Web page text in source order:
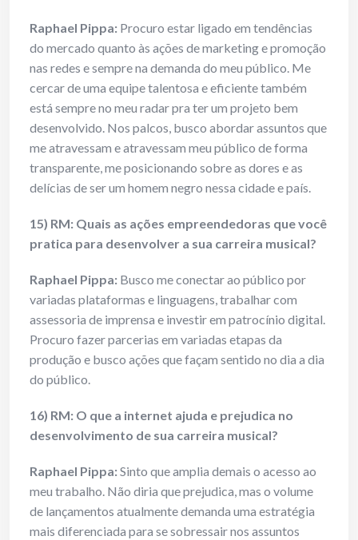
Raphael Pippa: Procuro estar ligado em tendências
do mercado quanto às ações de marketing e promoção
nas redes e sempre na demanda do meu público. Me
cercar de uma equipe talentosa e eficiente também
está sempre no meu radar pra ter um projeto bem
desenvolvido. Nos palcos, busco abordar assuntos que
me atravessam e atravessam meu público de forma
transparente, me posicionando sobre as dores e as
delícias de ser um homem negro nessa cidade e país.
15) RM: Quais as ações empreendedoras que você
pratica para desenvolver a sua carreira musical?
Raphael Pippa: Busco me conectar ao público por
variadas plataformas e linguagens, trabalhar com
assessoria de imprensa e investir em patrocínio digital.
Procuro fazer parcerias em variadas etapas da
produção e busco ações que façam sentido no dia a dia
do público.
16) RM: O que a internet ajuda e prejudica no
desenvolvimento de sua carreira musical?
Raphael Pippa:Sinto que amplia demais o acesso ao
meu trabalho. Não diria que prejudica, mas o volume
de lançamentos atualmente demanda uma estratégia
mais diferenciada para se sobressair nos assuntos